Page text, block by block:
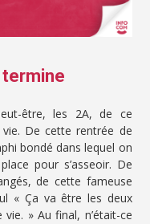
termine
être, les 2A, de ce
De cette rentrée de
bondé dans lequel on
pour s’asseoir. De
de cette fameuse
« Ça va être les deux
» Au final, n’était-ce